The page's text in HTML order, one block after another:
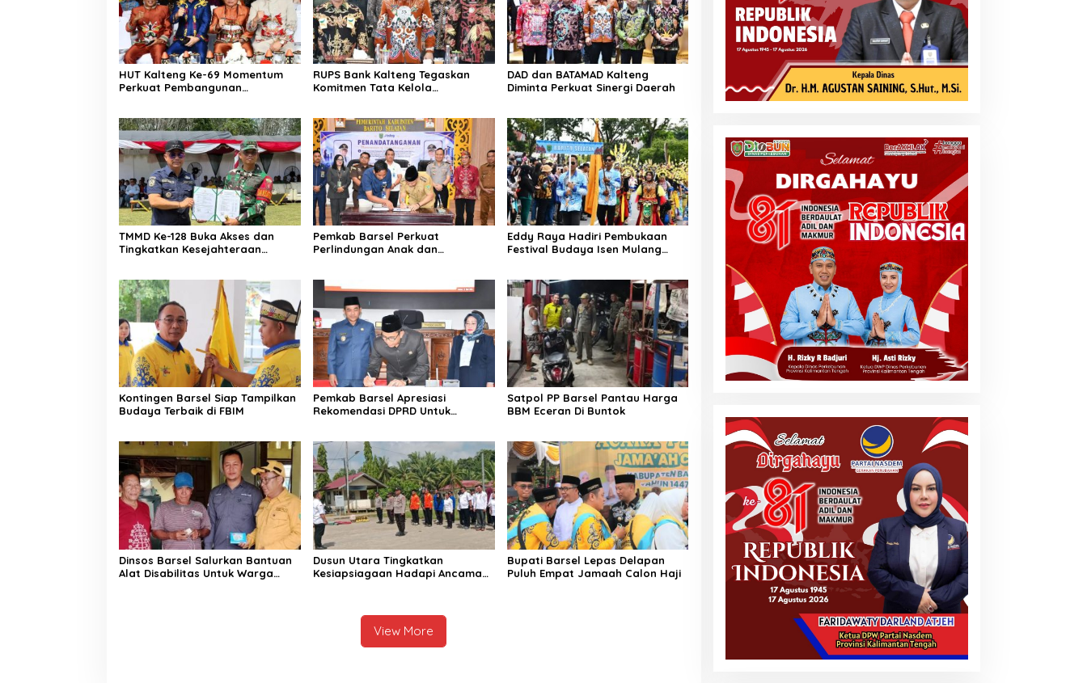
HUT Kalteng Ke-69 Momentum
Perkuat Pembangunan
RUPS Bank Kalteng Tegaskan
Komitmen Tata Kelola
DAD dan BATAMAD Kalteng
Diminta Perkuat Sinergi Daerah
TMMD Ke-128 Buka Akses dan
Tingkatkan Kesejahteraan
Pemkab Barsel Perkuat
Perlindungan Anak dan
Eddy Raya Hadiri Pembukaan
Festival Budaya Isen Mulang
Kontingen Barsel Siap Tampilkan
Budaya Terbaik di FBIM
Pemkab Barsel Apresiasi
Rekomendasi DPRD Untuk
Satpol PP Barsel Pantau Harga
BBM Eceran Di Buntok
Dinsos Barsel Salurkan Bantuan
Alat Disabilitas Untuk Warga
Dusun Utara Tingkatkan
Kesiapsiagaan Hadapi Ancaman
Bupati Barsel Lepas Delapan
Puluh Empat Jamaah Calon Haji
View More